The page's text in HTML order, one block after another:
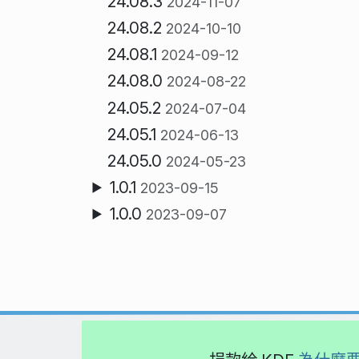
24.08.2 2024-10-10
24.08.1 2024-09-12
24.08.0 2024-08-22
24.05.2 2024-07-04
24.05.1 2024-06-13
24.05.0 2024-05-23
1.0.1 2023-09-15
1.0.0 2023-09-07